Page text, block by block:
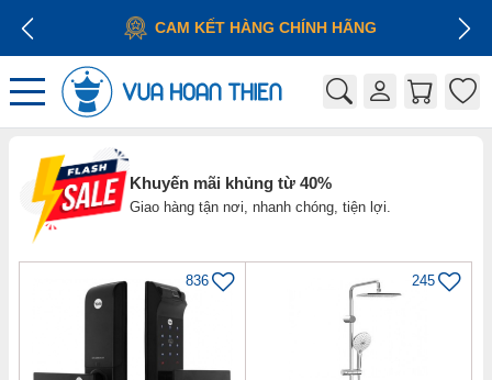
Khuyến mãi khủng từ 40%
Giao hàng tận nơi, nhanh chóng, tiện lợi.
836 245